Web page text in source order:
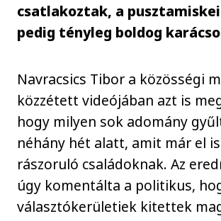
csatlakoztak, a
pedig tényleg boldog
Navracsics Tibor a közösségi
közzétett videójában azt is
hogy milyen sok adomány
néhány hét alatt, amit már el
rászoruló családoknak. Az
úgy komentálta a politikus,
választókerületiek kitettek